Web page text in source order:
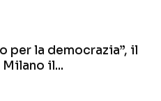
per la democrazia”, il
il...